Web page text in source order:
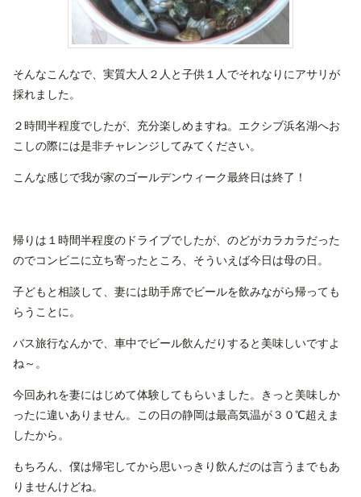
そんなこんなで、実質大人２人と子供１人でそれなりにアサリが
採れました。
２時間半程度でしたが、充分楽しめますね。エクシブ浜名湖へお
こしの際には是非チャレンジしてみてください。
こんな感じで我が家のゴールデンウィーク最終日は終了！
帰りは１時間半程度のドライブでしたが、のどがカラカラだった
のでコンビニに立ち寄ったところ、そういえば今日は母の日。
子どもと相談して、妻には助手席でビールを飲みながら帰っても
らうことに。
バス旅行なんかで、車中でビール飲んだりすると美味しいですよ
ね～。
今回あれを妻にはじめて体験してもらいました。きっと美味しか
ったに違いありません。この日の静岡は最高気温が３０℃超えま
したから。
もちろん、僕は帰宅してから思いっきり飲んだのは言うまでもあ
りませんけどね。